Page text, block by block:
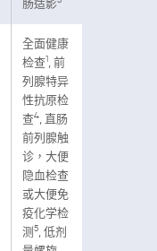
肠造影
全面健康
检查1 , 前
列腺特异
性抗原检
查4, 直肠
前列腺触
诊，大便
隐血检查
或大便免
疫化学检
测 5, 低剂